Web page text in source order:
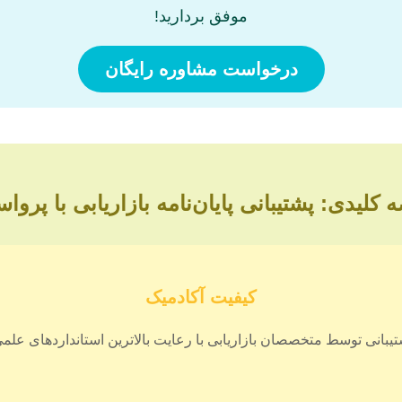
موفق بردارید!
درخواست مشاوره رایگان
کلیدی: پشتیبانی پایان‌نامه بازاریابی با
کیفیت آکادمیک
توسط متخصصان بازاریابی با رعایت بالاترین استانداردهای